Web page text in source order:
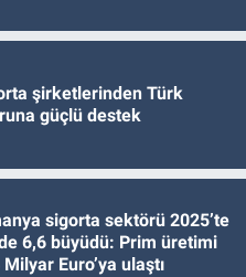
şirketlerinden Türk
güçlü destek
sigorta sektörü 2025’te
6,6 büyüdü: Prim üretimi
Euro’ya ulaştı